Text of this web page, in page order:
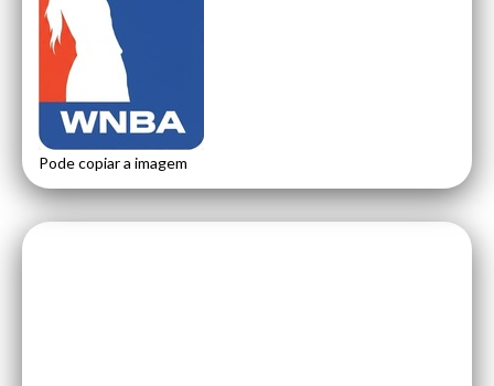
Pode copiar a imagem